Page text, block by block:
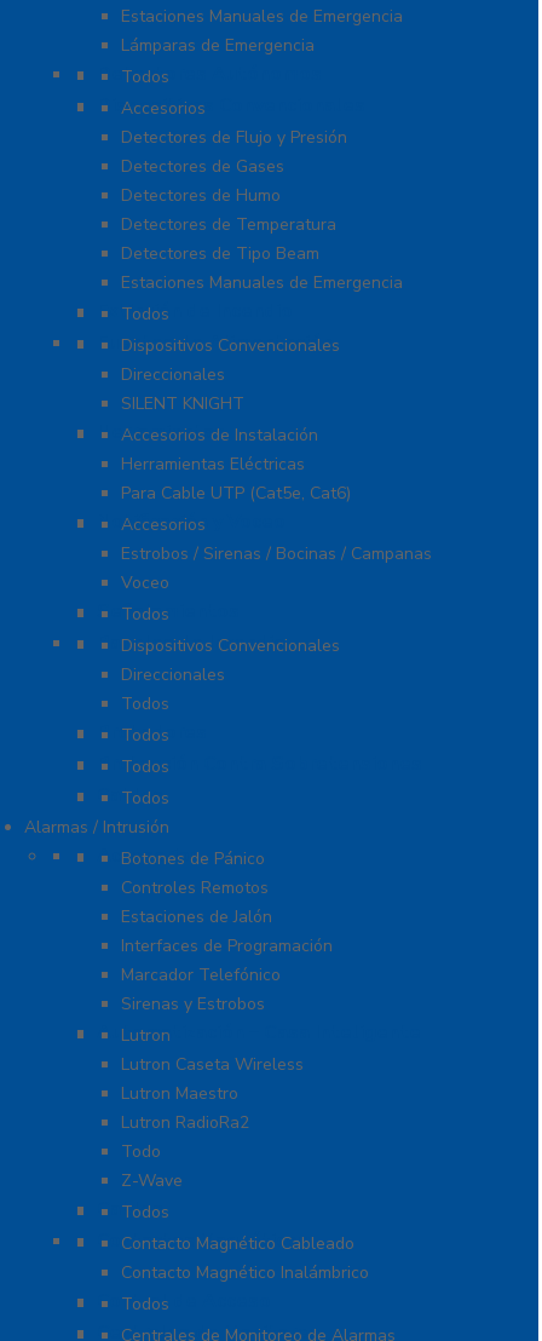
Estaciones Manuales de Emergencia
Lámparas de Emergencia
Detectores Autónomos
Todos
Dispositivos Convencionales
Accesorios
Detectores de Flujo y Presión
Detectores de Gases
Detectores de Humo
Detectores de Temperatura
Detectores de Tipo Beam
Estaciones Manuales de Emergencia
Extinción de Incendio
Todos
Fuentes de Alimentación
Dispositivos Convencionales
Direccionales
SILENT KNIGHT
Herramientas
Accesorios de Instalación
Herramientas Eléctricas
Para Cable UTP (Cat5e, Cat6)
Notificación y Voceo
Accesorios
Estrobos / Sirenas / Bocinas / Campanas
Voceo
Señalamientos
Todos
Paneles de Incendio
Dispositivos Convencionales
Direccionales
Todos
Probadores
Todos
Protección Contra Sobretensiones
Todos
Cables
Todos
Alarmas / Intrusión
Accesorios
Botones de Pánico
Controles Remotos
Estaciones de Jalón
Interfaces de Programación
Marcador Telefónico
Sirenas y Estrobos
Automatización – Casa Inteligente
Lutron
Lutron Caseta Wireless
Lutron Maestro
Lutron RadioRa2
Todo
Z-Wave
Cables
Todos
Contactos Magnéticos
Contacto Magnético Cableado
Contacto Magnético Inalámbrico
Control de Acceso
Todos
Centrales de Monitoreo
Centrales de Monitoreo de Alarmas